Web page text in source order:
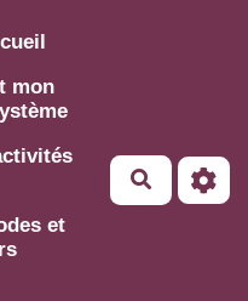
mon
et